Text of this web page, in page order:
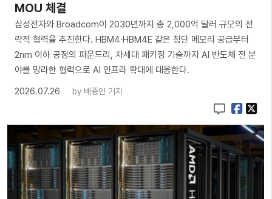
MOU 체결
삼성전자와 Broadcom이 2030년까지 총 2,000억 달러 규모의 전
략적 협력을 추진한다. HBM4·HBM4E 같은 첨단 메모리 공급부터
2nm 이하 공정의 파운드리, 차세대 패키징 기술까지 AI 반도체 전 분
야를 망라한 협력으로 AI 인프라 확대에 대응한다.
2026.07.26
by 배종인 기자